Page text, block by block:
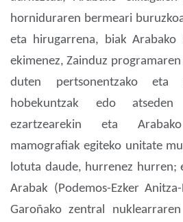
horniduraren bermeari
eta hirugarrena, biak Arabako
ekimenez, Zainduz
duten pertsonentzako eta
hobekuntzak edo
ezartzearekin eta
mamografiak egiteko unitate
lotuta daude, hurrenez hurren;
Arabak (Podemos-Ezker
Garoñako zentral